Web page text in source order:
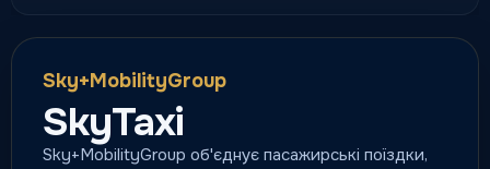
Sky+MobilityGroup
SkyTaxi
Sky+MobilityGroup об'єднує пасажирські поїздки,